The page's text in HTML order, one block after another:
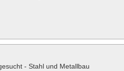
- Stahl und Metallbau